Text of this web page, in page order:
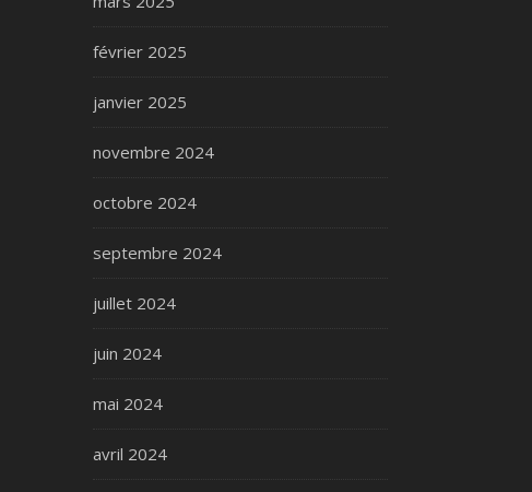
février 2025
janvier 2025
novembre 2024
octobre 2024
septembre 2024
juillet 2024
juin 2024
mai 2024
avril 2024